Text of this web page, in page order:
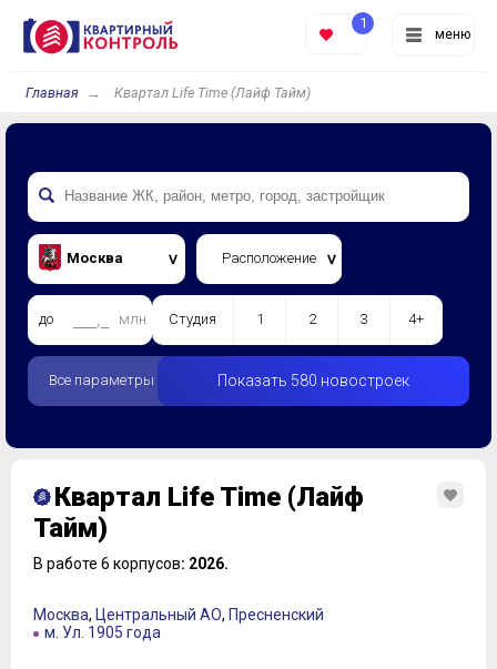
меню
1
Главная Квартал Life Time (Лайф Тайм)
Москва Расположение
до млн. Студия 1 2 3 4+
Все параметры Показать 580 новостроек
Квартал Life Time (Лайф
Тайм)
В работе 6 корпусов: 2026.
Москва, Центральный АО, Пресненский
м. Ул. 1905 года